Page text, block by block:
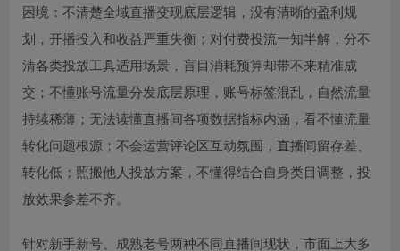
困境：不清楚全域直播变现底层逻辑，没有清晰的盈利规
划，开播投入和收益严重失衡；对付费投流一知半解，分不
清各类投放工具适用场景，盲目消耗预算却带不来精准成
交；不懂账号流量分发底层原理，账号标签混乱，自然流量
持续稀薄；无法读懂直播间各项数据指标内涵，看不懂流量
转化问题根源；不会运营评论区互动氛围，直播间留存差、
转化低；照搬他人投放方案，不懂得结合自身类目调整，投
放效果参差不齐。
针对新手新号、成熟老号两种不同直播间现状，市面上大多